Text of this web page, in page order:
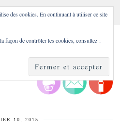
10, 2015
des cookies. En continuant à utiliser ce site
façon de contrôler les cookies, consultez :